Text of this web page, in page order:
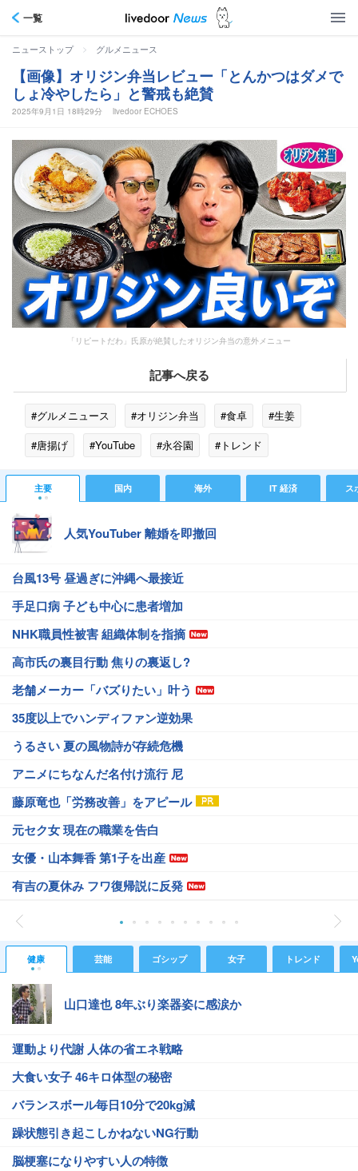
一覧
ニューストップ > グルメニュース
【画像】オリジン弁当レビュー「とんかつはダメで
しょ冷やしたら」と警戒も絶賛
2025年9月1日 18時29分 livedoor ECHOES
「リピートだわ」氏原が絶賛したオリジン弁当の意外メニュー
記事へ戻る
#グルメニュース #オリジン弁当 #食卓
#生姜
#唐揚げ
#YouTube #永谷園
#トレンド
#注目のグルメ
主要 国内 海外 IT 経済 ス
人気YouTuber 離婚を即撤回
台風13号 昼過ぎに沖縄へ最接近
手足口病 子ども中心に患者増加
NHK職員性被害 組織体制を指摘
高市氏の裏目行動 焦りの裏返し?
老舗メーカー「バズりたい」叶う
35度以上でハンディファン逆効果
うるさい 夏の風物詩が存続危機
アニメにちなんだ名付け流行 尼
藤原竜也「労務改善」をアピール
元セク女 現在の職業を告白
女優・山本舞香 第1子を出産
有吉の夏休み フワ復帰説に反発
健康 芸能 ゴシップ 女子 トレンド
山口達也 8年ぶり楽器姿に感涙か
運動より代謝 人体の省エネ戦略
大食い女子 46キロ体型の秘密
バランスボール毎日10分で20kg減
躁状態引き起こしかねないNG行動
脳梗塞になりやすい人の特徴